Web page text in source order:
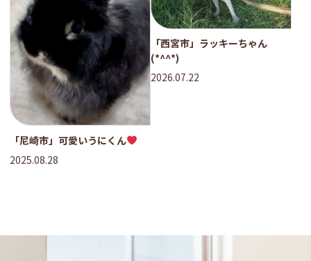
「尼崎市」可愛いうにくん
2025.08.28
「西宮市」ラッキーちゃん
(*^^*)
2026.07.22